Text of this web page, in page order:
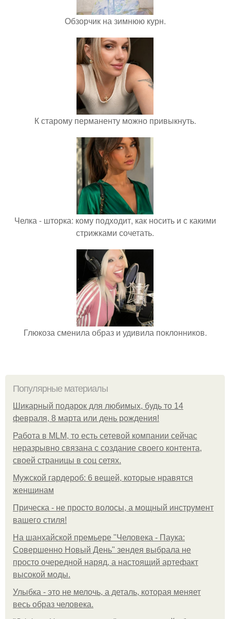
Обзорчик на зимнюю курн.
К старому перманенту можно привыкнуть.
Челка - шторка: кому подходит, как носить и с какими
стрижками сочетать.
Глюкоза сменила образ и удивила поклонников.
Популярные материалы
Шикарный подарок для любимых, будь то 14
февраля, 8 марта или день рождения!
Работа в MLM, то есть сетевой компании сейчас
неразрывно связана с создание своего контента,
своей страницы в соц сетях.
Мужской гардероб: 6 вещей, которые нравятся
женщинам
Прическа - не просто волосы, а мощный инструмент
вашего стиля!
На шанхайской премьере "Человека - Паука:
Совершенно Новый День" зендея выбрала не
просто очередной наряд, а настоящий артефакт
высокой моды.
Улыбка - это не мелочь, а деталь, которая меняет
весь образ человека.